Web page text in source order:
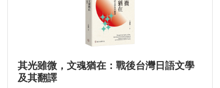
其光雖微，文魂猶在：戰後台灣日語文學
及其翻譯